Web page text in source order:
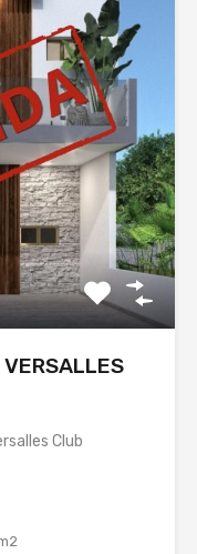
VERSALLES
Club